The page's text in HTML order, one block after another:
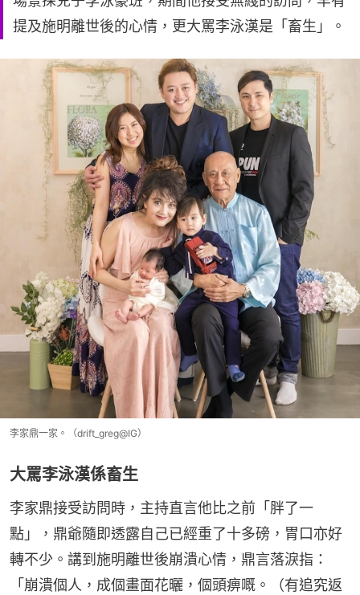
提及施明離世後的心情，更大罵李泳漢是「畜生」。
李家鼎一家。（drift_greg@IG）
大罵李泳漢係畜生
李家鼎接受訪問時，主持直言他比之前「胖了一
點」，鼎爺隨即透露自己已經重了十多磅，胃口亦好
轉不少。講到施明離世後崩潰心情，鼎言落淚指：
「崩潰個人，成個畫面花曬，個頭痹嘅。（有追究返